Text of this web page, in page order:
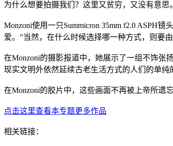
为什么想要拍摄我们？这里又贫穷，又没有意思
Monzoni使用一只Summicron 35mm f2.0 ASPH
爱。”当然，在什么时候选择哪一种方式，则要
在Monzoni的摄影报道中，她展示了一组不饰张
现实文明外依然延续古老生活方式的人们的单纯
在Monzoni的胶片中，这些画面不再被上帝所遗忘
点击这里查看本专题更多作品
相关链接：